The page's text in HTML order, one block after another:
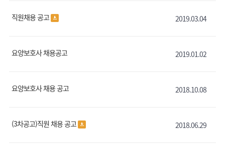
직원채용 공고 2019.03.04
요양보호사 채용공고 2019.01.02
요양보호사 채용 공고 2018.10.08
(3차공고)직원 채용 공고 2018.06.29